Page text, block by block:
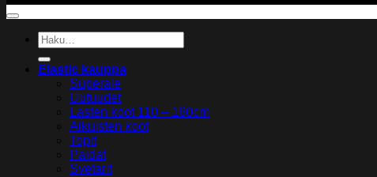
Etsi:
Elastic kauppa
Superale
Uutuudet
Lasten koot 110 – 160cm
Aikuisten koot
Topit
Paidat
Svetarit